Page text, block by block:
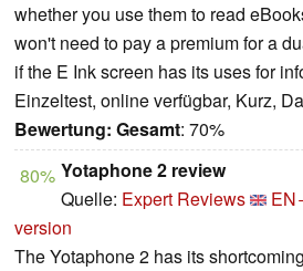
whether you use them to read
won't need to pay a premium for a
if the E Ink screen has its uses for
Einzeltest, online verfügbar, Kurz,
Bewertung: Gesamt: 70%
80% Yotaphone 2 review
Quelle: Expert Reviews
version
The Yotaphone 2 has its